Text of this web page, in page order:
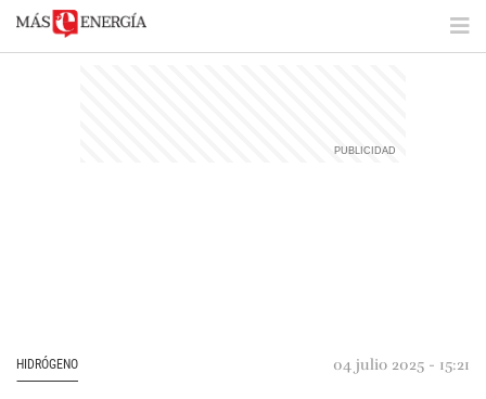
HIDRÓGENO 04 julio 2025 - 15:21